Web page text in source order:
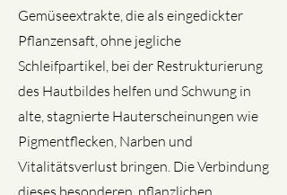
Gemüseextrakte, die als eingedickter
Pflanzensaft, ohne jegliche
Schleifpartikel, bei der Restrukturierung
des Hautbildes helfen und Schwung in
alte, stagnierte Hauterscheinungen wie
Pigmentflecken, Narben und
Vitalitätsverlust bringen. Die Verbindung
dieses besonderen, pflanzlichen